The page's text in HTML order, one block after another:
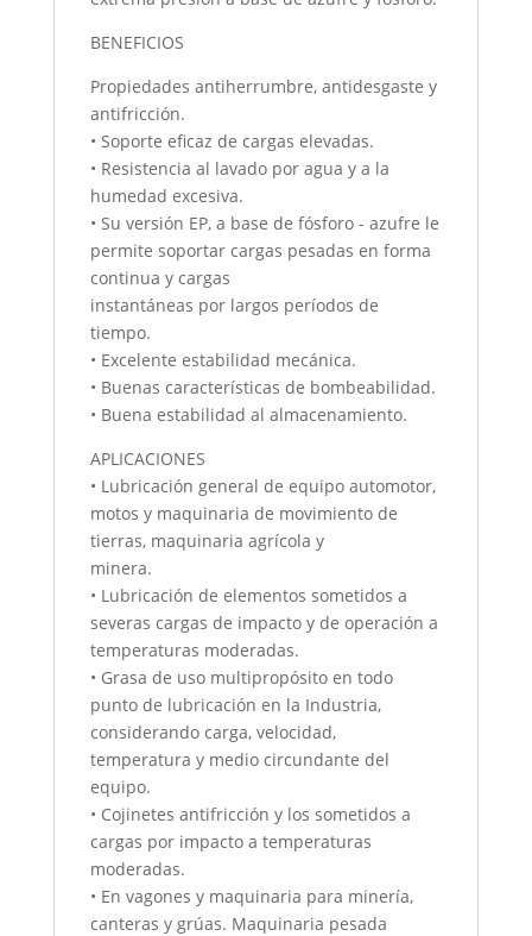
BENEFICIOS
Propiedades antiherrumbre, antidesgaste y
antifricción.
• Soporte eficaz de cargas elevadas.
• Resistencia al lavado por agua y a la
humedad excesiva.
• Su versión EP, a base de fósforo - azufre le
permite soportar cargas pesadas en forma
continua y cargas
instantáneas por largos períodos de
tiempo.
• Excelente estabilidad mecánica.
• Buenas características de bombeabilidad.
• Buena estabilidad al almacenamiento.
APLICACIONES
• Lubricación general de equipo automotor,
motos y maquinaria de movimiento de
tierras, maquinaria agrícola y
minera.
• Lubricación de elementos sometidos a
severas cargas de impacto y de operación a
temperaturas moderadas.
• Grasa de uso multipropósito en todo
punto de lubricación en la Industria,
considerando carga, velocidad,
temperatura y medio circundante del
equipo.
• Cojinetes antifricción y los sometidos a
cargas por impacto a temperaturas
moderadas.
• En vagones y maquinaria para minería,
canteras y grúas. Maquinaria pesada